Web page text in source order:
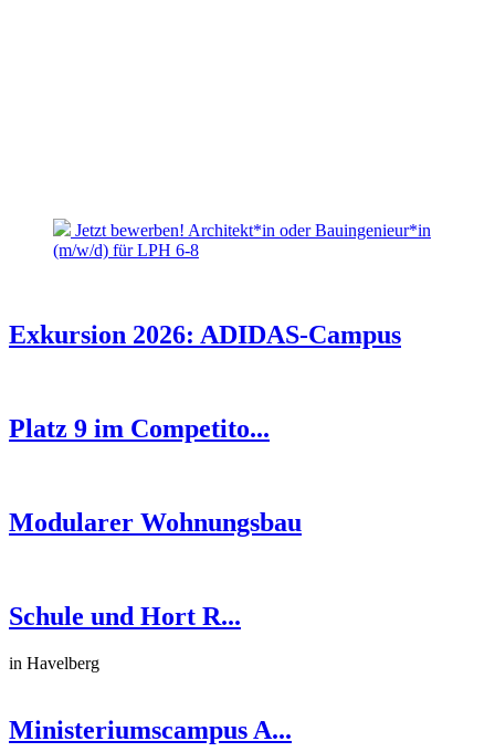
Jetzt bewerben! Architekt*in oder Bauingenieur*in
(m/w/d) für LPH 6-8
Exkursion 2026: ADIDAS-Campus
Platz 9 im Competito...
Modularer Wohnungsbau
Schule und Hort R...
in Havelberg
Ministeriumscampus A...